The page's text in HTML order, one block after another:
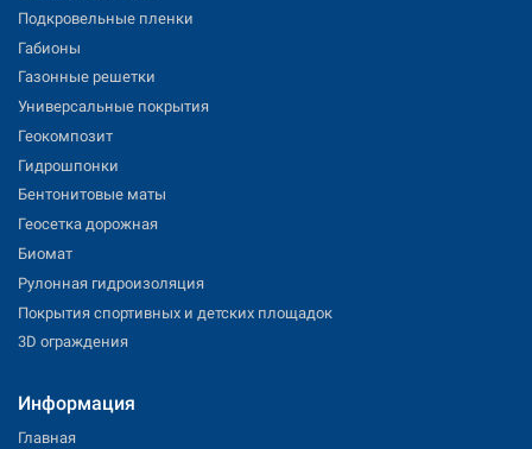
Подкровельные пленки
Габионы
Газонные решетки
Универсальные покрытия
Геокомпозит
Гидрошпонки
Бентонитовые маты
Геосетка дорожная
Биомат
Рулонная гидроизоляция
Покрытия спортивных и детских площадок
3D ограждения
Информация
Главная